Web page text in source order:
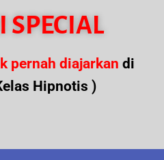
SPECIAL
pernah diajarkan di
Hipnotis )